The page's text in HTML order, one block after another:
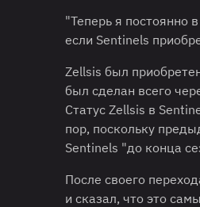
"Теперь я постоянно
если Sentinels
Zellsis был
был сделан всего
Статус Zellsis в
пор, поскольку
Sentinels "до конца
После своего
и сказал, что это